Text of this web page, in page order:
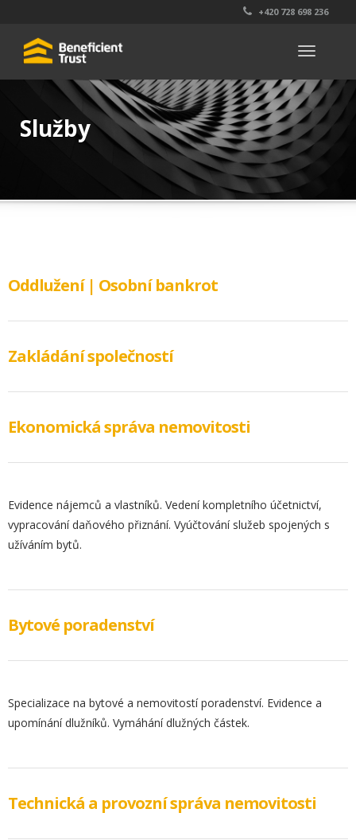
+420 728 698 236
Toggle
Služby
Oddlužení | Osobní bankrot
Zakládání společností
Ekonomická správa nemovitosti
Evidence nájemců a vlastníků. Vedení kompletního účetnictví,
vypracování daňového přiznání. Vyúčtování služeb spojených s
užíváním bytů.
Bytové poradenství
Specializace na bytové a nemovitostí poradenství. Evidence a
upomínání dlužníků. Vymáhání dlužných částek.
Technická a provozní správa nemovitosti